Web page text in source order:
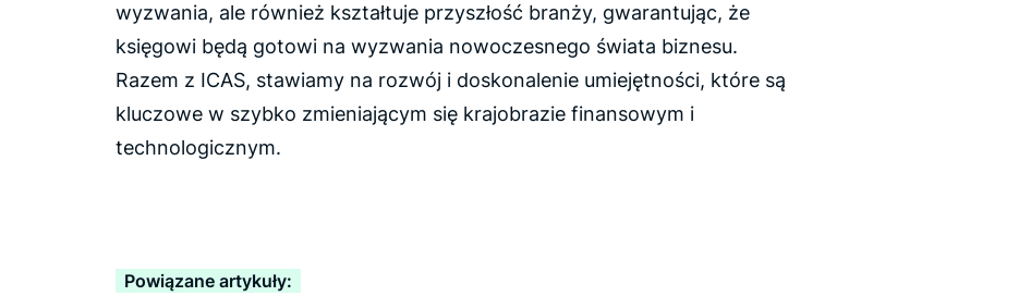
wyzwania, ale również kształtuje przyszłość branży, gwarantując, że
księgowi będą gotowi na wyzwania nowoczesnego świata biznesu.
Razem z ICAS, stawiamy na rozwój i doskonalenie umiejętności, które są
kluczowe w szybko zmieniającym się krajobrazie finansowym i
technologicznym.
Powiązane artykuły: